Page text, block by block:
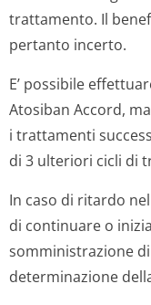
trattamento. Il
pertanto incerto.
E’ possibile
Atosiban Accord,
i trattamenti
di 3 ulteriori cicli di
In caso di ritardo
di continuare o
somministrazione
determinazione